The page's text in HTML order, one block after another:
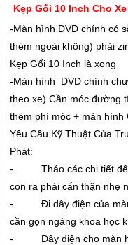
Kẹp Gối 10 Inch Cho
-Màn hình DVD chính có
thêm ngoài không) phải
Kẹp Gối 10 Inch là xong
-Màn hình DVD chính
theo xe) Cần móc đường
thêm phí móc + màn hình
Yêu Cầu Kỹ Thuật Của
Phát:
- Tháo các chi tiết để
con ra phải cẩn thận nhẹ
- Đi dây điện của màn
cần gọn ngàng khoa học
- Dây diện cho màn